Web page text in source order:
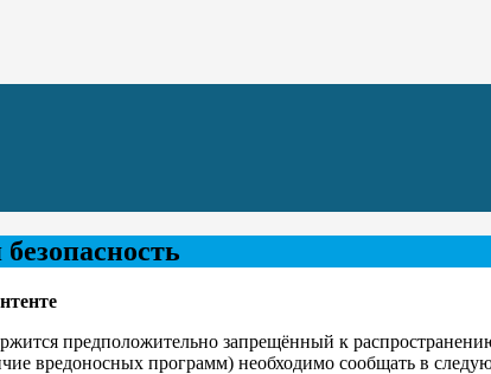
предположительно запрещённый к
вредоносных программ) необходимо сообщать в